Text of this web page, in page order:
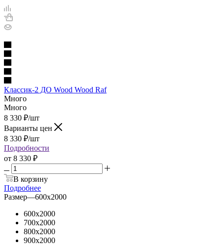
Классик-2 ДО Wood Wood Raf
Много
Много
8 330 ₽/шт
Варианты цен
8 330 ₽/шт
Подробности
от 8 330 ₽
В корзину
Подробнее
Размер—600х2000
600х2000
700х2000
800х2000
900х2000